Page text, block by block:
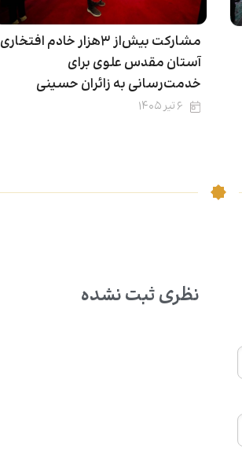
مشارکت بیش‌از ۳هزار خادم افتخاری
آستان مقدس علوی برای
خدمت‌رسانی به زائران حسینی
۶ تیر ۱۴۰۵
نظری ثبت نشده